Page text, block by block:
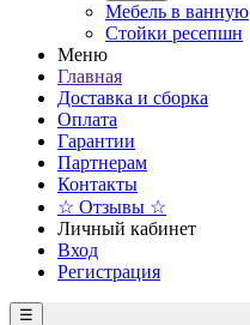
Мебель в ванную
Стойки ресепшн
Меню
Главная
Доставка и сборка
Оплата
Гарантии
Партнерам
Контакты
☆ Отзывы ☆
Личный кабинет
Вход
Регистрация
☰